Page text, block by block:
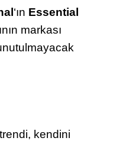
‘ın Essential
markası
trendi, kendini